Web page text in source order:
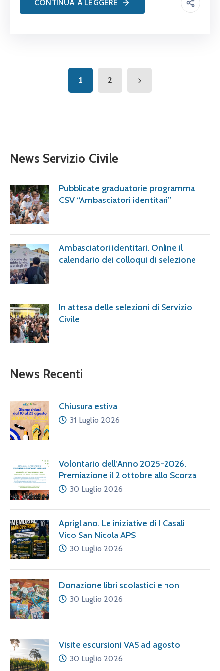
CONTINUA A LEGGERE
1 2
News Servizio Civile
Pubblicate graduatorie programma
CSV “Ambasciatori identitari”
Ambasciatori identitari. Online il
calendario dei colloqui di selezione
In attesa delle selezioni di Servizio
Civile
News Recenti
Chiusura estiva
31 Luglio 2026
Volontario dell’Anno 2025-2026.
Premiazione il 2 ottobre allo Scorza
30 Luglio 2026
Aprigliano. Le iniziative di I Casali
Vico San Nicola APS
30 Luglio 2026
Donazione libri scolastici e non
30 Luglio 2026
Visite escursioni VAS ad agosto
30 Luglio 2026